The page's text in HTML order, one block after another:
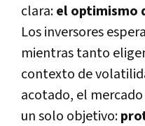
clara:el optimismo
Los inversores
mientras tanto
contexto de
acotado, el
un solo objetivo: